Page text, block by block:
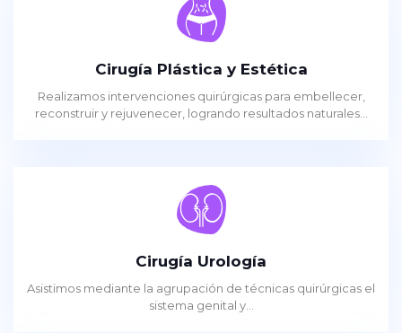
Cirugía Plástica y Estética
Realizamos intervenciones quirúrgicas para embellecer,
reconstruir y rejuvenecer, logrando resultados naturales...
Cirugía Urología
Asistimos mediante la agrupación de técnicas quirúrgicas el
sistema genital y...